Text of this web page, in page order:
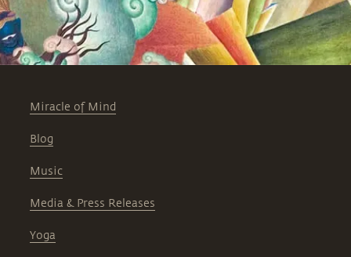
Miracle of Mind
Blog
Music
Media & Press Releases
Yoga